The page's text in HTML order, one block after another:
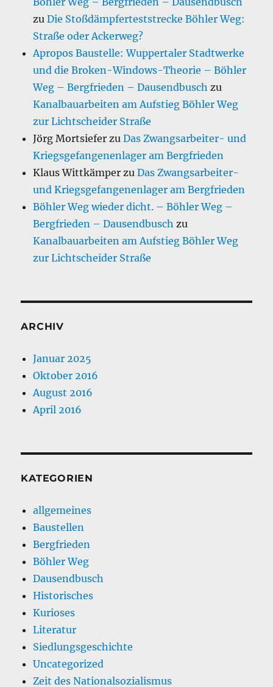
zuDie Stoßdämpferteststrecke Böhler Weg:
Straße oder Ackerweg?
Apropos Baustelle: Wuppertaler Stadtwerke
und die Broken-Windows-Theorie – Böhler
Weg – Bergfrieden – Dausendbusch zu
Kanalbauarbeiten am Aufstieg Böhler Weg
zur Lichtscheider Straße
Jörg Mortsiefer zuDas Zwangsarbeiter- und
Kriegsgefangenenlager am Bergfrieden
Klaus Wittkämper zuDas Zwangsarbeiter-
und Kriegsgefangenenlager am Bergfrieden
Böhler Weg wieder dicht. – Böhler Weg –
Bergfrieden – Dausendbusch zu
Kanalbauarbeiten am Aufstieg Böhler Weg
zur Lichtscheider Straße
ARCHIV
Januar 2025
Oktober 2016
August 2016
April 2016
KATEGORIEN
allgemeines
Baustellen
Bergfrieden
Böhler Weg
Dausendbusch
Historisches
Kurioses
Literatur
Siedlungsgeschichte
Uncategorized
Zeit des Nationalsozialismus